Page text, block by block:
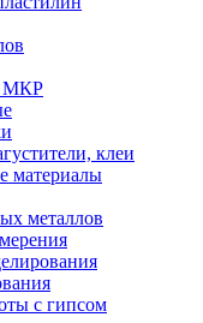
МКР
клеи
материалы
металлов
с гипсом